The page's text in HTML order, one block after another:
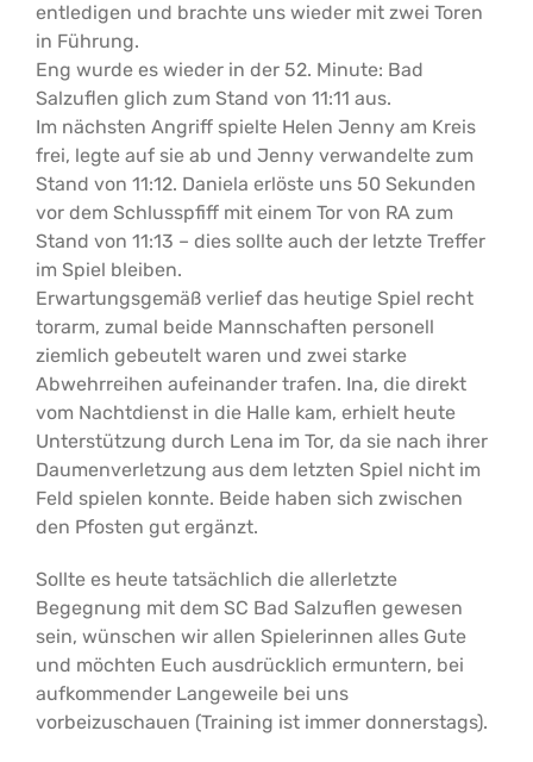
entledigen und brachte uns wieder mit zwei Toren
in Führung.
Eng wurde es wieder in der 52. Minute: Bad
Salzuflen glich zum Stand von 11:11 aus.
Im nächsten Angriff spielte Helen Jenny am Kreis
frei, legte auf sie ab und Jenny verwandelte zum
Stand von 11:12. Daniela erlöste uns 50 Sekunden
vor dem Schlusspfiff mit einem Tor von RA zum
Stand von 11:13 – dies sollte auch der letzte Treffer
im Spiel bleiben.
Erwartungsgemäß verlief das heutige Spiel recht
torarm, zumal beide Mannschaften personell
ziemlich gebeutelt waren und zwei starke
Abwehrreihen aufeinander trafen. Ina, die direkt
vom Nachtdienst in die Halle kam, erhielt heute
Unterstützung durch Lena im Tor, da sie nach ihrer
Daumenverletzung aus dem letzten Spiel nicht im
Feld spielen konnte. Beide haben sich zwischen
den Pfosten gut ergänzt.
Sollte es heute tatsächlich die allerletzte
Begegnung mit dem SC Bad Salzuflen gewesen
sein, wünschen wir allen Spielerinnen alles Gute
und möchten Euch ausdrücklich ermuntern, bei
aufkommender Langeweile bei uns
vorbeizuschauen (Training ist immer donnerstags).